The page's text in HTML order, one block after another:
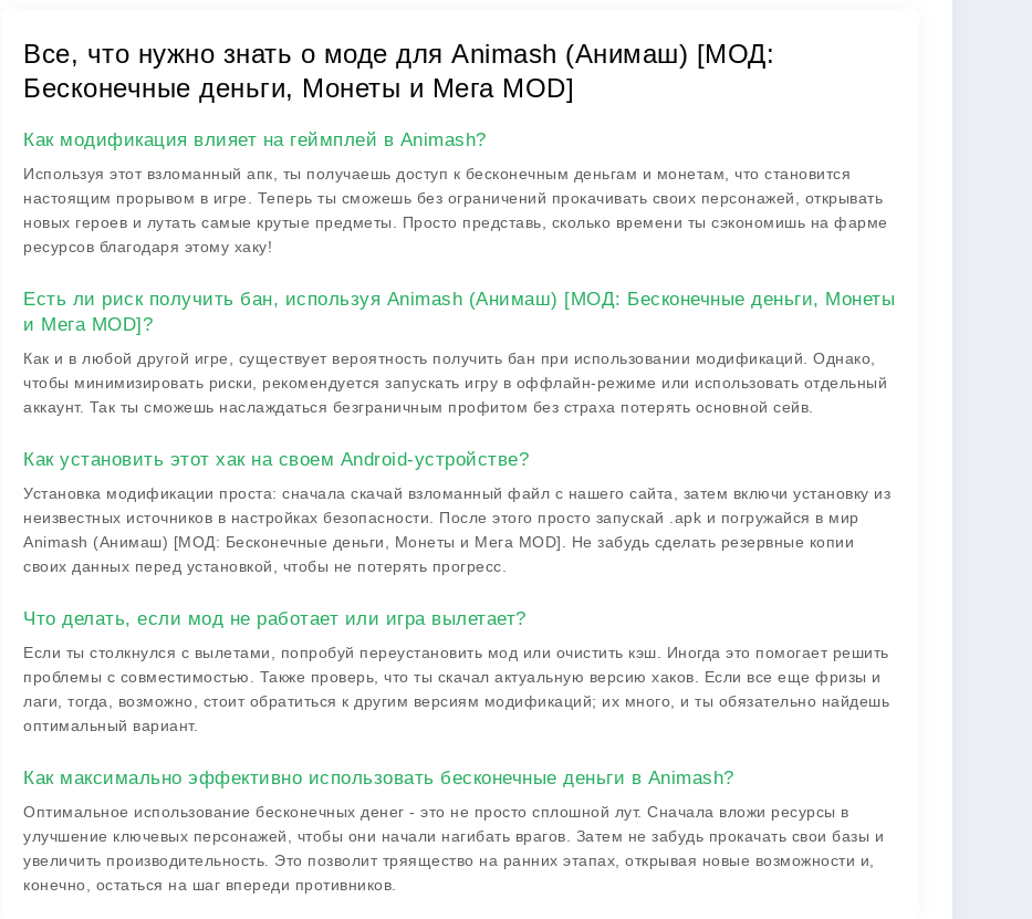
Все, что нужно знать о моде для Animash (Анимаш) [МОД:
Бесконечные деньги, Монеты и Мега MOD]
Как модификация влияет на геймплей в Animash?
Используя этот взломанный апк, ты получаешь доступ к бесконечным деньгам и монетам, что становится
настоящим прорывом в игре. Теперь ты сможешь без ограничений прокачивать своих персонажей, открывать
новых героев и лутать самые крутые предметы. Просто представь, сколько времени ты сэкономишь на фарме
ресурсов благодаря этому хаку!
Есть ли риск получить бан, используя Animash (Анимаш) [МОД: Бесконечные деньги, Монеты
и Мега MOD]?
Как и в любой другой игре, существует вероятность получить бан при использовании модификаций. Однако,
чтобы минимизировать риски, рекомендуется запускать игру в оффлайн-режиме или использовать отдельный
аккаунт. Так ты сможешь наслаждаться безграничным профитом без страха потерять основной сейв.
Как установить этот хак на своем Android-устройстве?
Установка модификации проста: сначала скачай взломанный файл с нашего сайта, затем включи установку из
неизвестных источников в настройках безопасности. После этого просто запускай .apk и погружайся в мир
Animash (Анимаш) [МОД: Бесконечные деньги, Монеты и Мега MOD]. Не забудь сделать резервные копии
своих данных перед установкой, чтобы не потерять прогресс.
Что делать, если мод не работает или игра вылетает?
Если ты столкнулся с вылетами, попробуй переустановить мод или очистить кэш. Иногда это помогает решить
проблемы с совместимостью. Также проверь, что ты скачал актуальную версию хаков. Если все еще фризы и
лаги, тогда, возможно, стоит обратиться к другим версиям модификаций; их много, и ты обязательно найдешь
оптимальный вариант.
Как максимально эффективно использовать бесконечные деньги в Animash?
Оптимальное использование бесконечных денег - это не просто сплошной лут. Сначала вложи ресурсы в
улучшение ключевых персонажей, чтобы они начали нагибать врагов. Затем не забудь прокачать свои базы и
увеличить производительность. Это позволит тряящество на ранних этапах, открывая новые возможности и,
конечно, остаться на шаг впереди противников.